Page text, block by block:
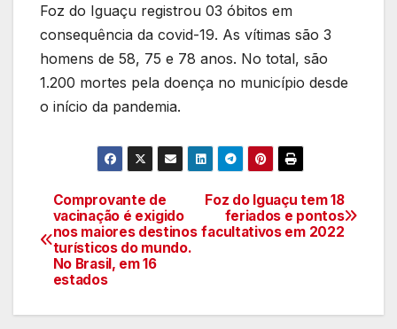
Foz do Iguaçu registrou 03 óbitos em
consequência da covid-19. As vítimas são 3
homens de 58, 75 e 78 anos. No total, são
1.200 mortes pela doença no município desde
o início da pandemia.
Navegação
de
artigos
Foz do Iguaçu tem 18
feriados e pontos
facultativos em 2022
Comprovante de
vacinação é exigido
nos maiores destinos
turísticos do mundo.
No Brasil, em 16
estados